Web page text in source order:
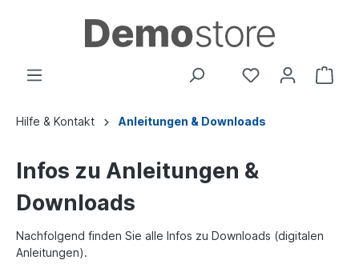
Hilfe & Kontakt Anleitungen & Downloads
Infos zu Anleitungen &
Downloads
Nachfolgend finden Sie alle Infos zu Downloads (digitalen
Anleitungen).